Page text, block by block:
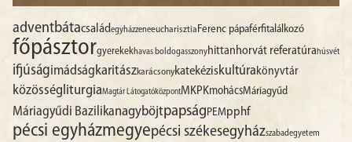
adventbátacsaládegyházzeneeucharisztiaFerenc pápaférfitalálkozó
főpásztorgyerekekhavas boldogasszonyhittanhorvát referatúrahúsvét
ifjúságimádságkaritászkarácsonykatekéziskultúrakönyvtár
közösségliturgiaMagtár LátogatóközpontMKPKmohácsMáriagyűd
Máriagyűdi BazilikanagyböjtpapságPEMpphf
pécsi egyházmegyepécsi székesegyházszabadegyetem